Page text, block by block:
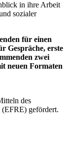
in ihre Arbeit
sozialer
für einen
Gespräche, erste
zwei
neuen Formaten
des
gefördert.